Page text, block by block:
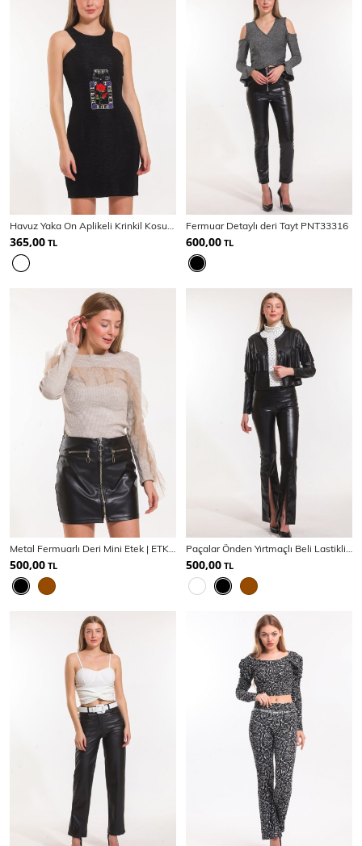
Havuz Yaka On Aplikeli Krinkil Kosuz Elbise
365,00 TL
Fermuar Detaylı deri Tayt PNT33316
600,00 TL
Metal Fermuarlı Deri Mini Etek | ETK33132
500,00 TL
Paçalar Önden Yırtmaçlı Beli Lastikli Deri Tayt | Tyt33544
500,00 TL